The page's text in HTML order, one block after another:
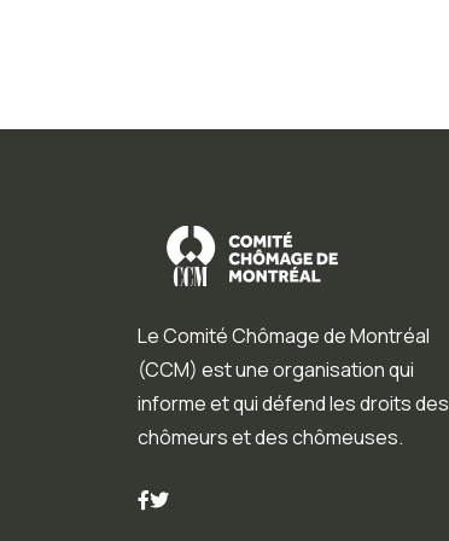
Le Comité Chômage de Montréal
(CCM) est une organisation qui
informe et qui défend les droits des
chômeurs et des chômeuses.